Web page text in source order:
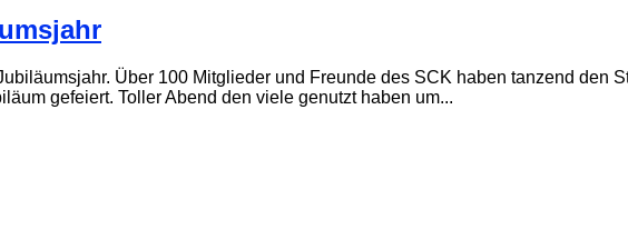
Über 100 Mitglieder und Freunde des SCK haben tanzend den
gefeiert. Toller Abend den viele genutzt haben um...